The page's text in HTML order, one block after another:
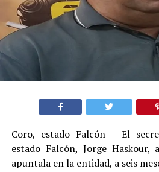
Coro, estado Falcón – El
estado Falcón, Jorge
apuntala en la entidad, a seis